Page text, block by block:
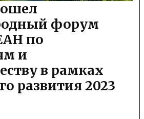
форум
по
и
в рамках
развития 2023